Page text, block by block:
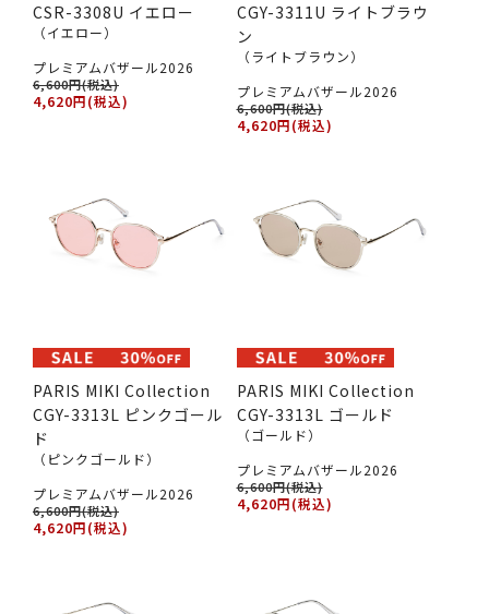
CSR-3308U イエロー
（イエロー）
プレミアムバザール2026
6,600円(税込)
4,620円(税込)
CGY-3311U ライトブラウ
ン
（ライトブラウン）
プレミアムバザール2026
6,600円(税込)
4,620円(税込)
PARIS MIKI Collection
CGY-3313L ピンクゴール
ド
（ピンクゴールド）
プレミアムバザール2026
6,600円(税込)
4,620円(税込)
PARIS MIKI Collection
CGY-3313L ゴールド
（ゴールド）
プレミアムバザール2026
6,600円(税込)
4,620円(税込)